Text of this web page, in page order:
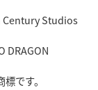
た自分のホーム」
Century Studios
DRAGON
です。